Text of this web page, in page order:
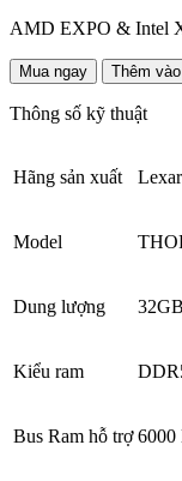
AMD EXPO & Intel
Mua ngay Thêm
Thông số kỹ thuật
Hãng sản xuất Lexar
Model
Dung lượng
Kiểu ram
Bus Ram hỗ trợ 6000